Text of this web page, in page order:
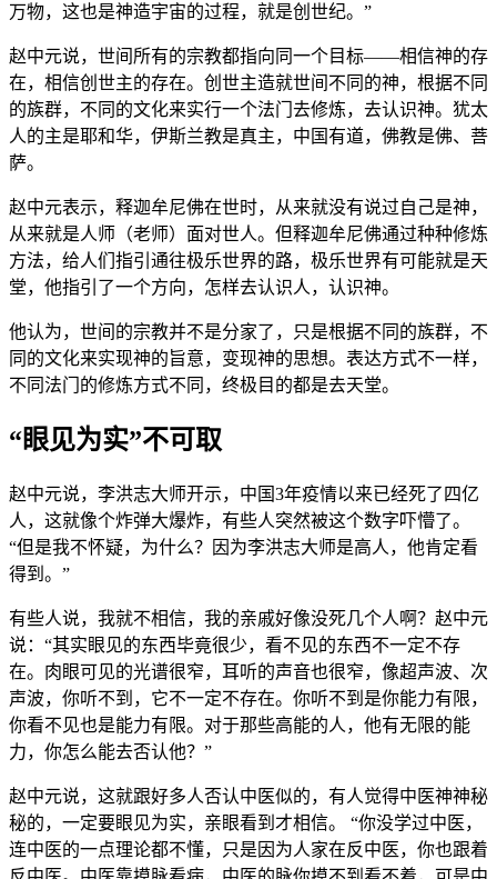
万物，这也是神造宇宙的过程，就是创世纪。”
赵中元说，世间所有的宗教都指向同一个目标——相信神的存
在，相信创世主的存在。创世主造就世间不同的神，根据不同
的族群，不同的文化来实行一个法门去修炼，去认识神。犹太
人的主是耶和华，伊斯兰教是真主，中国有道，佛教是佛、菩
萨。
赵中元表示，释迦牟尼佛在世时，从来就没有说过自己是神，
从来就是人师（老师）面对世人。但释迦牟尼佛通过种种修炼
方法，给人们指引通往极乐世界的路，极乐世界有可能就是天
堂，他指引了一个方向，怎样去认识人，认识神。
他认为，世间的宗教并不是分家了，只是根据不同的族群，不
同的文化来实现神的旨意，变现神的思想。表达方式不一样，
不同法门的修炼方式不同，终极目的都是去天堂。
“眼见为实”不可取
赵中元说，李洪志大师开示，中国3年疫情以来已经死了四亿
人，这就像个炸弹大爆炸，有些人突然被这个数字吓懵了。
“但是我不怀疑，为什么？因为李洪志大师是高人，他肯定看
得到。”
有些人说，我就不相信，我的亲戚好像没死几个人啊？赵中元
说：“其实眼见的东西毕竟很少，看不见的东西不一定不存
在。肉眼可见的光谱很窄，耳听的声音也很窄，像超声波、次
声波，你听不到，它不一定不存在。你听不到是你能力有限，
你看不见也是能力有限。对于那些高能的人，他有无限的能
力，你怎么能去否认他？”
赵中元说，这就跟好多人否认中医似的，有人觉得中医神神秘
秘的，一定要眼见为实，亲眼看到才相信。 “你没学过中医，
连中医的一点理论都不懂，只是因为人家在反中医，你也跟着